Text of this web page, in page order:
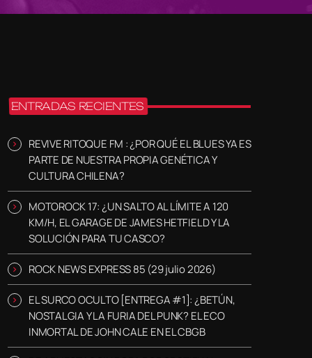
ENTRADAS RECIENTES
REVIVE RITOQUE FM : ¿POR QUÉ EL BLUES YA ES
PARTE DE NUESTRA PROPIA GENÉTICA Y
CULTURA CHILENA?
MOTOROCK 17: ¿UN SALTO AL LÍMITE A 120
KM/H, EL GARAGE DE JAMES HETFIELD Y LA
SOLUCIÓN PARA TU CASCO?
ROCK NEWS EXPRESS 85 (29 julio 2026)
EL SURCO OCULTO [ENTREGA #1]: ¿BETÚN,
NOSTALGIA Y LA FURIA DEL PUNK? EL ECO
INMORTAL DE JOHN CALE EN EL CBGB